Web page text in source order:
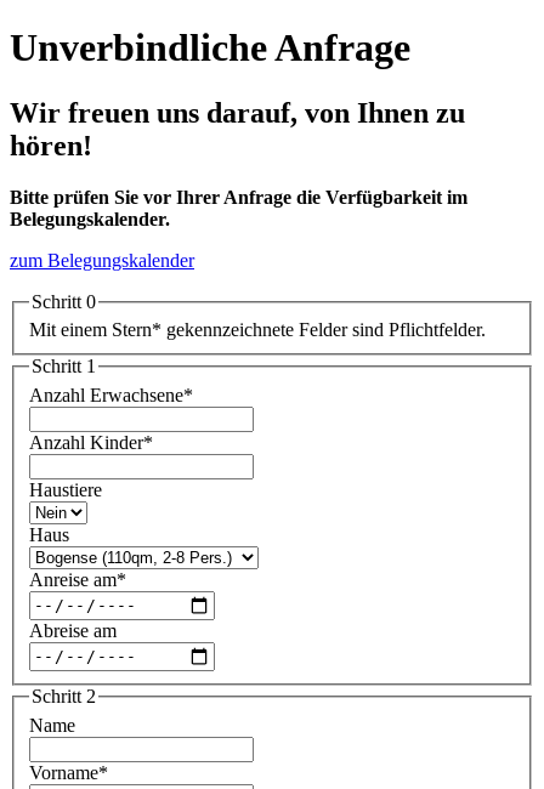
Unverbindliche Anfrage
Wir freuen uns darauf, von Ihnen zu
hören!
Bitte prüfen Sie vor Ihrer Anfrage die Verfügbarkeit im
Belegungskalender.
zum Belegungskalender
Schritt 0
Mit einem Stern* gekennzeichnete Felder sind Pflichtfelder.
Schritt 1
Anzahl Erwachsene*
Anzahl Kinder*
Haustiere
Haus
Anreise am*
Abreise am
Schritt 2
Name
Vorname*